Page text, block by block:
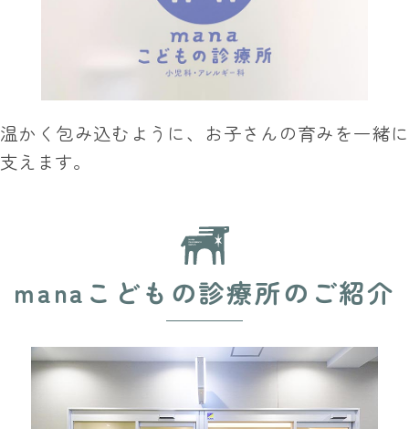
温かく包み込むように、お子さんの育みを一緒に
支えます。
manaこどもの診療所のご紹介